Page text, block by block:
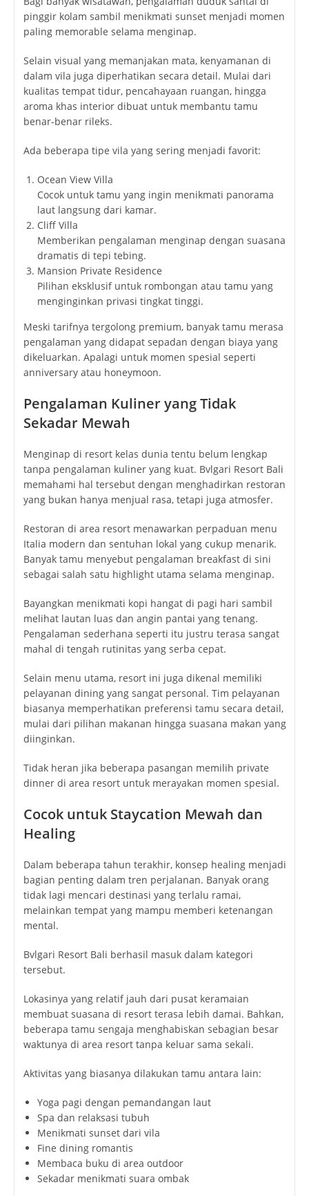
pinggir kolam sambil menikmati sunset menjadi momen
paling memorable selama menginap.
Selain visual yang memanjakan mata, kenyamanan di
dalam vila juga diperhatikan secara detail. Mulai dari
kualitas tempat tidur, pencahayaan ruangan, hingga
aroma khas interior dibuat untuk membantu tamu
benar-benar rileks.
Ada beberapa tipe vila yang sering menjadi favorit:
Ocean View Villa
Cocok untuk tamu yang ingin menikmati panorama
laut langsung dari kamar.
Cliff Villa
Memberikan pengalaman menginap dengan suasana
dramatis di tepi tebing.
Mansion Private Residence
Pilihan eksklusif untuk rombongan atau tamu yang
menginginkan privasi tingkat tinggi.
Meski tarifnya tergolong premium, banyak tamu merasa
pengalaman yang didapat sepadan dengan biaya yang
dikeluarkan. Apalagi untuk momen spesial seperti
anniversary atau honeymoon.
Pengalaman Kuliner yang Tidak
Sekadar Mewah
Menginap di resort kelas dunia tentu belum lengkap
tanpa pengalaman kuliner yang kuat. Bvlgari Resort Bali
memahami hal tersebut dengan menghadirkan restoran
yang bukan hanya menjual rasa, tetapi juga atmosfer.
Restoran di area resort menawarkan perpaduan menu
Italia modern dan sentuhan lokal yang cukup menarik.
Banyak tamu menyebut pengalaman breakfast di sini
sebagai salah satu highlight utama selama menginap.
Bayangkan menikmati kopi hangat di pagi hari sambil
melihat lautan luas dan angin pantai yang tenang.
Pengalaman sederhana seperti itu justru terasa sangat
mahal di tengah rutinitas yang serba cepat.
Selain menu utama, resort ini juga dikenal memiliki
pelayanan dining yang sangat personal. Tim pelayanan
biasanya memperhatikan preferensi tamu secara detail,
mulai dari pilihan makanan hingga suasana makan yang
diinginkan.
Tidak heran jika beberapa pasangan memilih private
dinner di area resort untuk merayakan momen spesial.
Cocok untuk Staycation Mewah dan
Healing
Dalam beberapa tahun terakhir, konsep healing menjadi
bagian penting dalam tren perjalanan. Banyak orang
tidak lagi mencari destinasi yang terlalu ramai,
melainkan tempat yang mampu memberi ketenangan
mental.
Bvlgari Resort Bali berhasil masuk dalam kategori
tersebut.
Lokasinya yang relatif jauh dari pusat keramaian
membuat suasana di resort terasa lebih damai. Bahkan,
beberapa tamu sengaja menghabiskan sebagian besar
waktunya di area resort tanpa keluar sama sekali.
Aktivitas yang biasanya dilakukan tamu antara lain:
Yoga pagi dengan pemandangan laut
Spa dan relaksasi tubuh
Menikmati sunset dari vila
Fine dining romantis
Membaca buku di area outdoor
Sekadar menikmati suara ombak